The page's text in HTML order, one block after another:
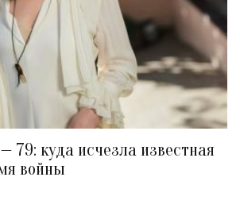
79: куда исчезла известная
войны